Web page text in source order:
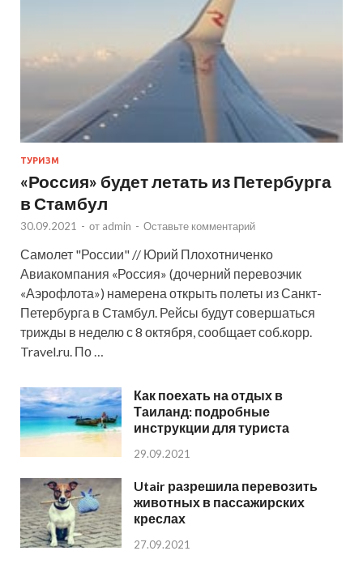
ТУРИЗМ
«Россия» будет летать из Петербурга
в Стамбул
30.09.2021 - от admin - Оставьте комментарий
Самолет "России" // Юрий Плохотниченко
Авиакомпания «Россия» (дочерний перевозчик
«Аэрофлота») намерена открыть полеты из Санкт-
Петербурга в Стамбул. Рейсы будут совершаться
трижды в неделю с 8 октября, сообщает соб.корр.
Travel.ru. По …
Как поехать на отдых в
Таиланд: подробные
инструкции для туриста
29.09.2021
Utair разрешила перевозить
животных в пассажирских
креслах
27.09.2021